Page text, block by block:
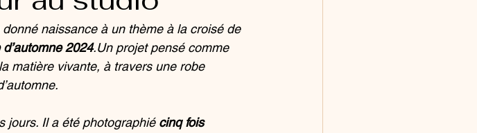
naissance à un thème à la croisé de
2024.Un projet pensé comme
matière vivante, à travers une robe
jours. Il a été photographié cinq fois